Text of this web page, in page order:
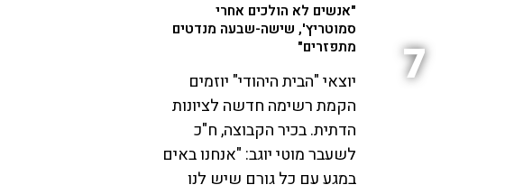
7
"אנשים לא הולכים אחרי
סמוטריץ', שישה-שבעה מנדטים
מתפזרים"
יוצאי "הבית היהודי" יוזמים
הקמת רשימה חדשה לציונות
הדתית. בכיר הקבוצה, ח"כ
לשעבר מוטי יוגב: "אנחנו באים
במגע עם כל גורם שיש לנו